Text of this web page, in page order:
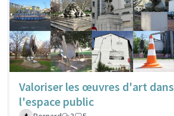
Valoriser les œuvres d'art dans
l'espace public